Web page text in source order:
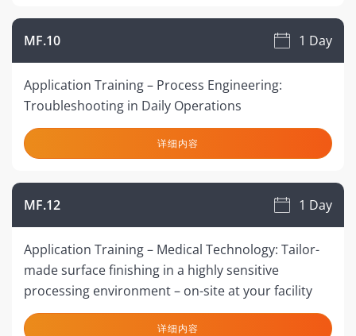
MF.10 1 Day
Application Training – Process Engineering:
Troubleshooting in Daily Operations
详细内容
MF.12 1 Day
Application Training – Medical Technology: Tailor-
made surface finishing in a highly sensitive
processing environment – on-site at your facility
详细内容